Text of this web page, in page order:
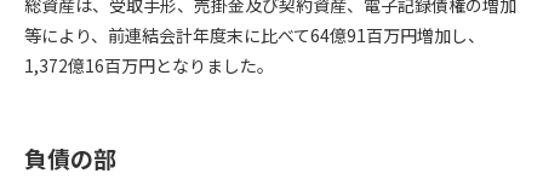
総資産は、受取手形、売掛金及び契約資産、電子記録債権の増加
等により、前連結会計年度末に比べて64億91百万円増加し、
1,372億16百万円となりました。
負債の部